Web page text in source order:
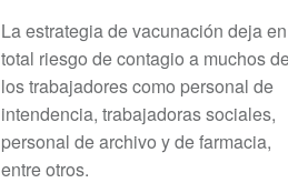
La estrategia de vacunación deja en
total riesgo de contagio a muchos
los trabajadores como personal de
intendencia, trabajadoras sociales,
personal de archivo y de farmacia,
entre otros.